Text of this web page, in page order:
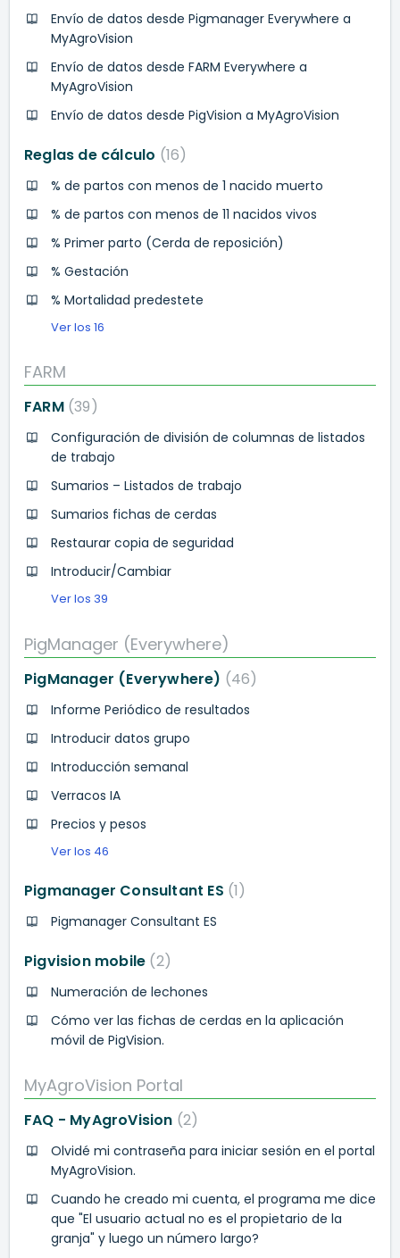
Envío de datos desde Pigmanager Everywhere a
MyAgroVision
Envío de datos desde FARM Everywhere a
MyAgroVision
Envío de datos desde PigVision a MyAgroVision
Reglas de cálculo 16
% de partos con menos de 1 nacido muerto
% de partos con menos de 11 nacidos vivos
% Primer parto (Cerda de reposición)
% Gestación
% Mortalidad predestete
Ver los 16
FARM
FARM 39
Configuración de división de columnas de listados
de trabajo
Sumarios – Listados de trabajo
Sumarios fichas de cerdas
Restaurar copia de seguridad
Introducir/Cambiar
Ver los 39
PigManager (Everywhere)
PigManager (Everywhere) 46
Informe Periódico de resultados
Introducir datos grupo
Introducción semanal
Verracos IA
Precios y pesos
Ver los 46
Pigmanager Consultant ES 1
Pigmanager Consultant ES
Pigvision mobile 2
Numeración de lechones
Cómo ver las fichas de cerdas en la aplicación
móvil de PigVision.
MyAgroVision Portal
FAQ - MyAgroVision 2
Olvidé mi contraseña para iniciar sesión en el portal
MyAgroVision.
Cuando he creado mi cuenta, el programa me dice
que "El usuario actual no es el propietario de la
granja" y luego un número largo?